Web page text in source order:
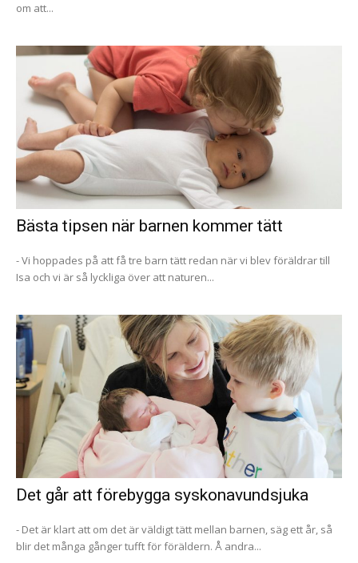
om att...
Bästa tipsen när barnen kommer tätt
- Vi hoppades på att få tre barn tätt redan när vi blev föräldrar till
Isa och vi är så lyckliga över att naturen...
Det går att förebygga syskonavundsjuka
- Det är klart att om det är väldigt tätt mellan barnen, säg ett år, så
blir det många gånger tufft för föräldern. Å andra...